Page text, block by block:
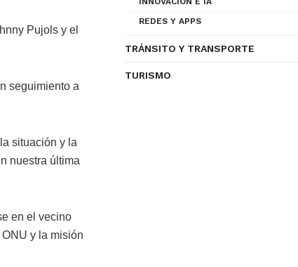
Pujols y el
seguimiento a
situación y la
nuestra última
en el vecino
y la misión
REDES Y APPS
TRÁNSITO Y TRANSPORTE
TURISMO